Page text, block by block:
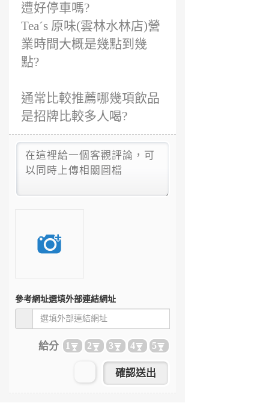
遭好停車嗎?
Teaˊs 原味(雲林水林店)營
業時間大概是幾點到幾
點?
通常比較推薦哪幾項飲品
是招牌比較多人喝?
參考網址選填外部連結網址
給分 1 2 3 4 5